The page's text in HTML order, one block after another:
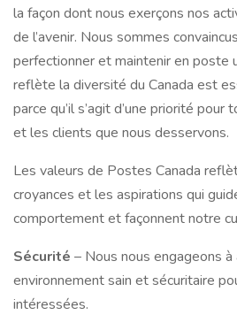
la façon dont nous exerçons nos
de l’avenir. Nous sommes
perfectionner et maintenir en poste
reflète la diversité du Canada est
parce qu’il s’agit d’une priorité
et les clients que nous desservons.
Les valeurs de Postes Canada
croyances et les aspirations qui
comportement et façonnent notre
Sécurité – Nous nous engageons à
environnement sain et sécuritaire
intéressées.